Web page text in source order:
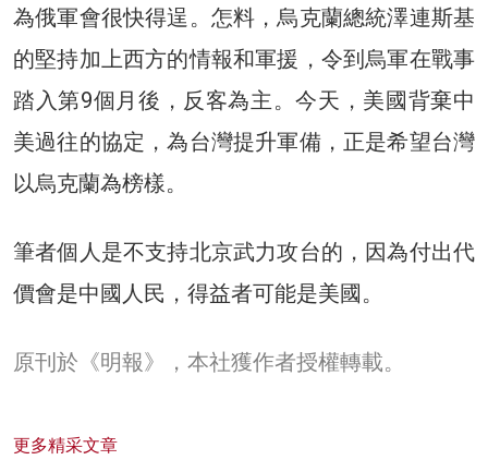
為俄軍會很快得逞。怎料，烏克蘭總統澤連斯基
的堅持加上西方的情報和軍援，令到烏軍在戰事
踏入第9個月後，反客為主。今天，美國背棄中
美過往的協定，為台灣提升軍備，正是希望台灣
以烏克蘭為榜樣。
筆者個人是不支持北京武力攻台的，因為付出代
價會是中國人民，得益者可能是美國。
原刊於《明報》，本社獲作者授權轉載。
更多精采文章